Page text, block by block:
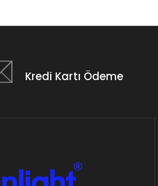
Kredi Kartı Ödeme